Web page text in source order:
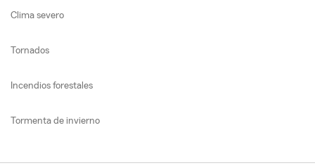
Clima severo
Tornados
Incendios forestales
Tormenta de invierno